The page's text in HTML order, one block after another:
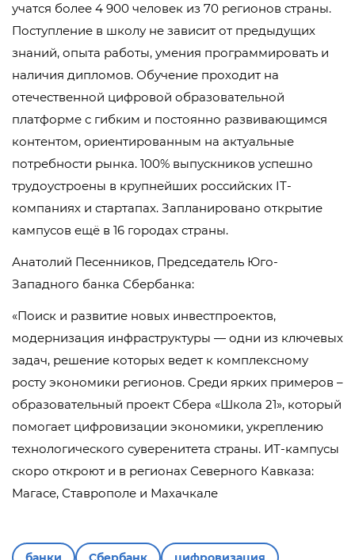
учатся более 4 900 человек из 70 регионов страны.
Поступление в школу не зависит от предыдущих
знаний, опыта работы, умения программировать и
наличия дипломов. Обучение проходит на
отечественной цифровой образовательной
платформе с гибким и постоянно развивающимся
контентом, ориентированным на актуальные
потребности рынка. 100% выпускников успешно
трудоустроены в крупнейших российских IT-
компаниях и стартапах. Запланировано открытие
кампусов ещё в 16 городах страны.
Анатолий Песенников, Председатель Юго-
Западного банка Сбербанка:
«Поиск и развитие новых инвестпроектов,
модернизация инфраструктуры — одни из ключевых
задач, решение которых ведет к комплексному
росту экономики регионов. Среди ярких примеров –
образовательный проект Сбера «Школа 21», который
помогает цифровизации экономики, укреплению
технологического суверенитета страны. ИТ-кампусы
скоро откроют и в регионах Северного Кавказа:
Магасе, Ставрополе и Махачкале